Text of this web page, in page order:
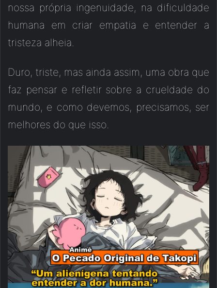
nossa própria ingenuidade, na dificuldade
humana em criar empatia e entender a
tristeza alheia.
Duro, triste, mas ainda assim, uma obra que
faz pensar e refletir sobre a crueldade do
mundo, e como devemos, precisamos, ser
melhores do que isso.